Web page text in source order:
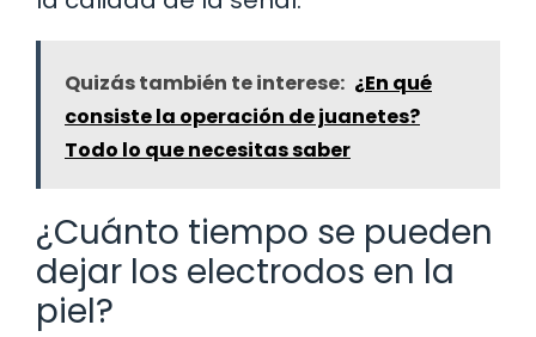
Quizás también te interese: ¿En qué
consiste la operación de juanetes?
Todo lo que necesitas saber
¿Cuánto tiempo se pueden
dejar los electrodos en la
piel?